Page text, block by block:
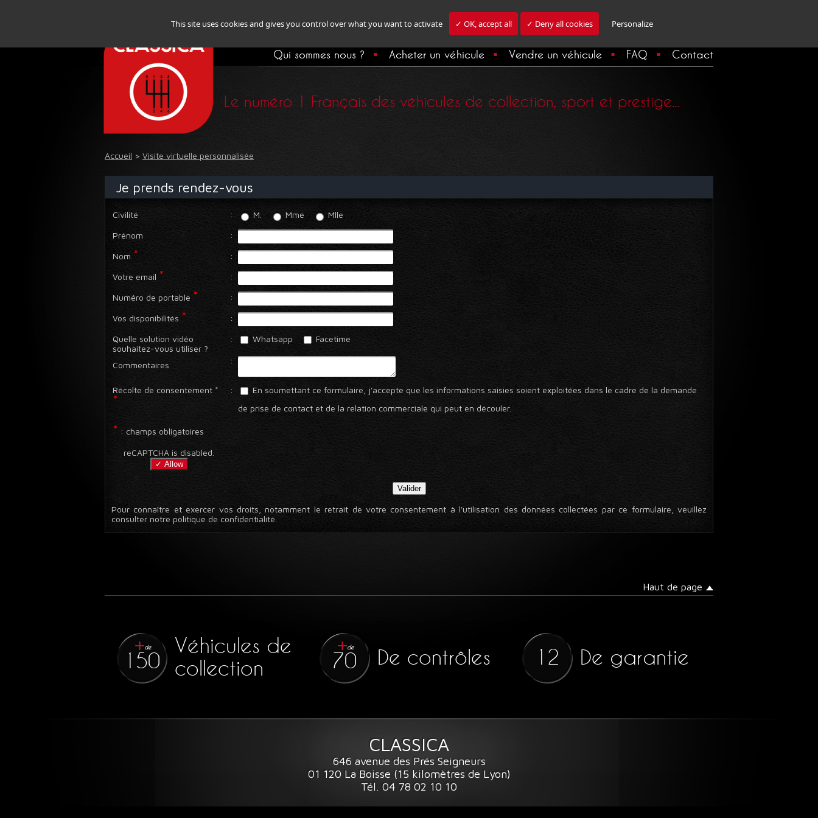
This site uses cookies and gives you control over what you want to activate ✓ OK, accept all ✓ Deny all cookies Personalize
Inscription Newsletter
Qui sommes nous ? Acheter un véhicule Vendre un véhicule FAQ Contact
Le numéro 1 Français des véhicules de collection, sport et prestige...
Accueil > Visite virtuelle personnalisée
Je prends rendez-vous
Civilité : M. Mme
Mlle
Prénom
:
Nom *
:
Votre email *
:
Numéro de portable *
:
Vos disponibilités *
:
Quelle solution vidéo
souhaitez-vous utiliser ?
: Whatsapp Facetime
Commentaires :
Récolte de consentement *
*
:
En soumettant ce formulaire, j'accepte que les informations saisies soient exploitées dans le cadre de la demande
de prise de contact et de la relation commerciale qui peut en découler.
* : champs obligatoires
reCAPTCHA is disabled.
✓ Allow
Pour connaître et exercer vos droits, notamment le retrait de votre consentement à l'utilisation des données collectées par ce formulaire, veuillez
consulter notre politique de confidentialité.
Haut de page
de
150
Véhicules de
collection
de
70 De contrôles 12 De garantie
CLASSICA
646 avenue des Prés Seigneurs
01 120 La Boisse (15 kilomètres de Lyon)
Tél. 04 78 02 10 10